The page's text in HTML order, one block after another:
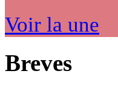
Voir la une
Breves